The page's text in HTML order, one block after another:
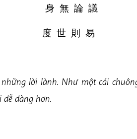
身 無 論 議
度 世 則 易
lời lành. Như một cái
dàng hơn.